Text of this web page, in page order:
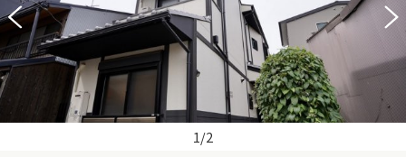
1/2